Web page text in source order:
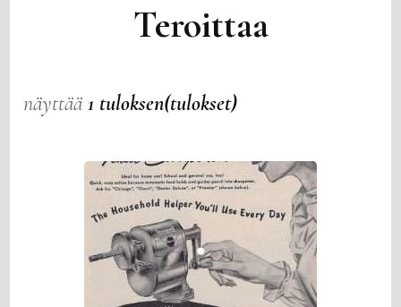
Teroittaa
näyttää1 tuloksen(tulokset)